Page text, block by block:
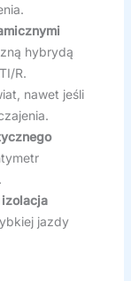
hybrydą
R.
nawet jeśli
izolacja
jazdy